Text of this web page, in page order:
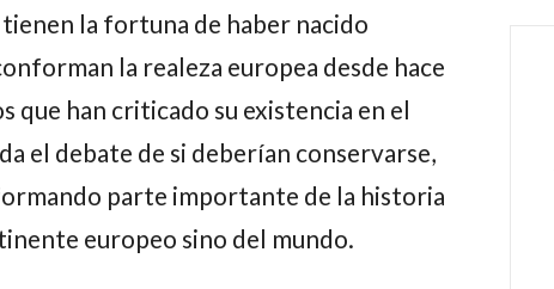
la fortuna de haber nacido
la realeza europea desde hace
que han criticado su existencia en el
el debate de si deberían conservarse,
parte importante de la historia
europeo sino del mundo.